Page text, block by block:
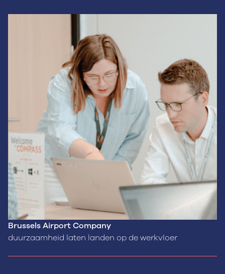
Brussels Airport Company
duurzaamheid laten landen op de werkvloer